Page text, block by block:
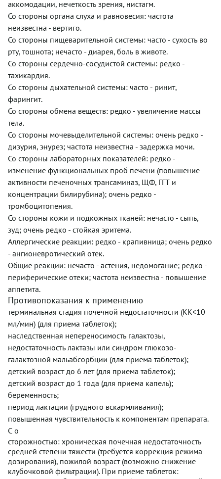
аккомодации, нечеткость зрения, нистагм.
Со стороны органа слуха и равновесия: частота
неизвестна - вертиго.
Со стороны пищеварительной системы: часто - сухость во
рту, тошнота; нечасто - диарея, боль в животе.
Со стороны сердечно-сосудистой системы: редко -
тахикардия.
Со стороны дыхательной системы: часто - ринит,
фарингит.
Со стороны обмена веществ: редко - увеличение массы
тела.
Со стороны мочевыделительной системы: очень редко -
дизурия, энурез; частота неизвестна - задержка мочи.
Со стороны лабораторных показателей: редко -
изменение функциональных проб печени (повышение
активности печеночных трансаминаз, ЩФ, ГГТ и
концентрации билирубина); очень редко -
тромбоцитопения.
Со стороны кожи и подкожных тканей: нечасто - сыпь,
зуд; очень редко - стойкая эритема.
Аллергические реакции: редко - крапивница; очень редко
- ангионевротический отек.
Общие реакции: нечасто - астения, недомогание; редко -
периферические отеки; частота неизвестна - повышение
аппетита.
Противопоказания к применению
терминальная стадия почечной недостаточности (КК<10
мл/мин) (для приема таблеток);
наследственная непереносимость галактозы,
недостаточность лактазы или синдром глюкозо-
галактозной мальабсорбции (для приема таблеток);
детский возраст до 6 лет (для приема таблеток);
детский возраст до 1 года (для приема капель);
беременность;
период лактации (грудного вскармливания);
повышенная чувствительность к компонентам препарата.
С о
сторожностью: хроническая почечная недостаточность
средней степени тяжести (требуется коррекция режима
дозирования), пожилой возраст (возможно снижение
клубочковой фильтрации). При приеме таблеток: